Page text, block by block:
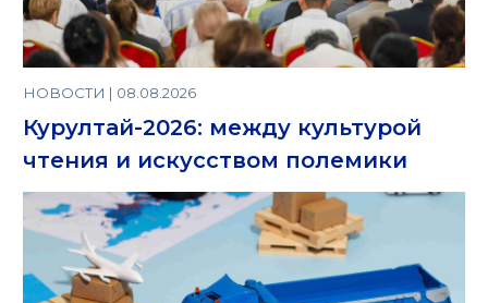
НОВОСТИ | 08.08.2026
Курултай-2026: между культурой
чтения и искусством полемики